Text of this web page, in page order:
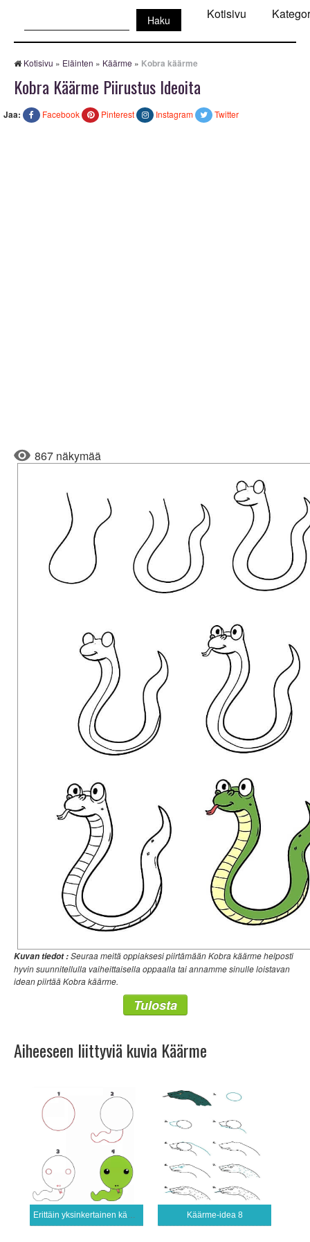
Kotisivu
Kotisivu » Eläinten » Käärme » Kobra käärme
Kobra Käärme Piirustus Ideoita
Jaa: Facebook Pinterest Instagram Twitter
867 näkymää
Kuvan tiedot :Seuraa meitä oppiaksesi piirtämään Kobra käärme helposti
hyvin suunnitellulla vaiheittaisella oppaalla tai annamme sinulle loistavan
idean piirtää Kobra käärme.
Tulosta
Aiheeseen liittyviä kuvia Käärme
Erittäin yksinkertainen käärme Käärme-idea 8